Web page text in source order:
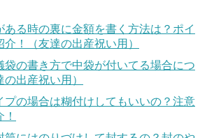
ある時の裏に金額を書く方法は？ポイ
！（友達の出産祝い用）
袋の書き方で中袋が付いてる場合につ
出産祝い用）
プの場合は糊付けしてもいいの？注意